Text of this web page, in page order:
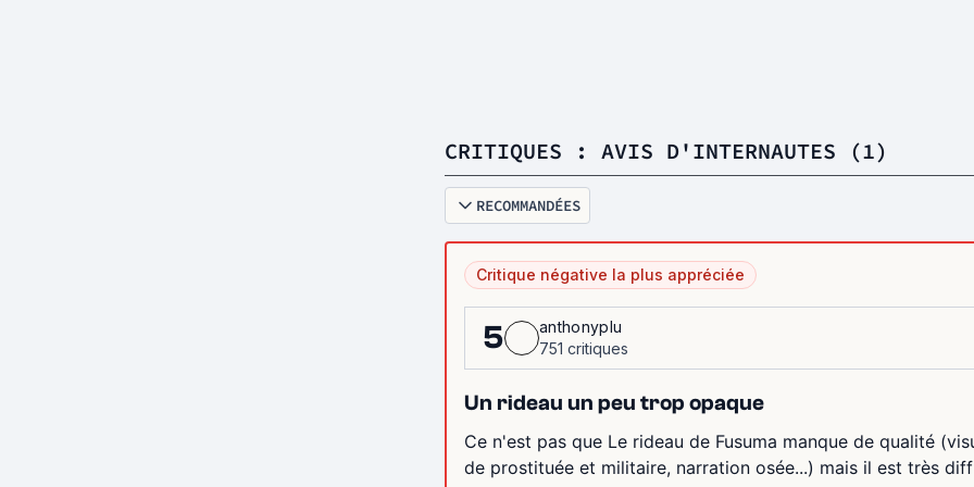
CRITIQUES : AVIS D'INTERNAUTES (1)
RECOMMANDÉES
Critique négative la plus appréciée
5
anthonyplu
751 critiques
Un rideau un peu trop opaque
Ce n'est pas que Le rideau de Fusuma manque de qualité
de prostituée et militaire, narration osée...) mais il est très